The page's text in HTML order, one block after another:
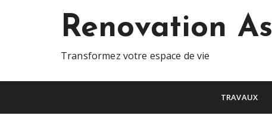
o
Renovation As
Transformez votre espace de vie
TRAVAUX